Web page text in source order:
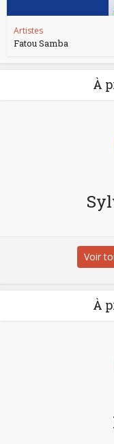
Artistes
Fatou Samba
À
Voir
À